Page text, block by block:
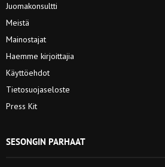
Juomakonsultti
Meistä
Mainostajat
Haemme kirjoittajia
Käyttöehdot
Tietosuojaseloste
Press Kit
SESONGIN PARHAAT